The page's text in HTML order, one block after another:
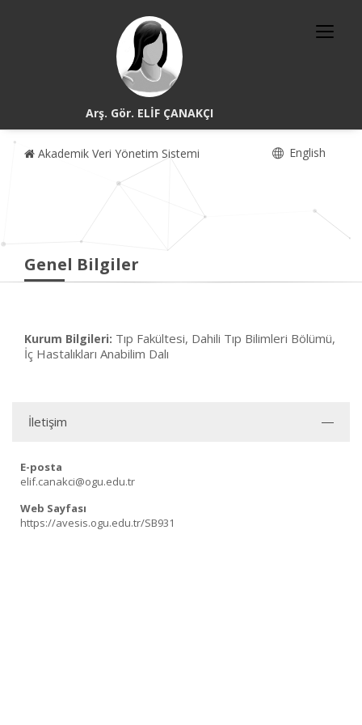
Arş. Gör. ELİF ÇANAKÇI
Akademik Veri Yönetim Sistemi English
Genel Bilgiler
Kurum Bilgileri: Tıp Fakültesi, Dahili Tıp Bilimleri Bölümü,
İç Hastalıkları Anabilim Dalı
İletişim
E-posta
elif.canakci@ogu.edu.tr
Web Sayfası
https://avesis.ogu.edu.tr/SB931